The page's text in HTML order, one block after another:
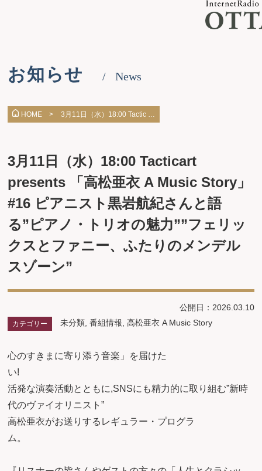
お知らせ News
HOME > 3月11日（水）18:00 Tactic …
3月11日（水）18:00 Tacticart
presents 「高松亜衣 A Music Story」
#16 ピアニスト黒岩航紀さんと語
る”ピアノ・トリオの魅力””フェリッ
クスとファニー、ふたりのメンデル
スゾーン”
公開日：2026.03.10
カテゴリー 未分類 ,番組情報 ,高松亜衣 A Music Story
心のすきまに寄り添う音楽」を届けた
活発な演奏活動とともに,SNSにも精力的に取り組む”新時
代のヴァイオリニスト”
高松亜衣がお送りするレギュラー・プログラ
ム